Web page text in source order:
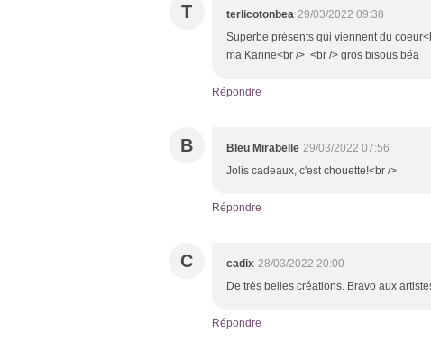
T terlicotonbea 29/03/2022 09:38
Superbe présents qui viennent du
ma Karine<br /> <br /> gros bisous béa
Répondre
B Bleu Mirabelle 29/03/2022 07:56
Jolis cadeaux, c'est chouette!<br />
Répondre
C cadix 28/03/2022 20:00
De très belles créations. Bravo aux
Répondre